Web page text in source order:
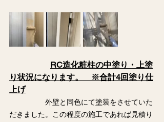
RC造化粧柱の中塗り・上塗
り状況になります。　※合計4回塗り仕
上げ
外壁と同色にて塗装をさせていた
だきました。この程度の施工であれば見積り